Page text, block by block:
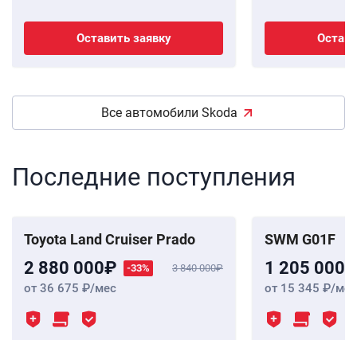
Оставить заявку
Все автомобили Skoda
Последние поступления
Toyota Land Cruiser Prado
2 880 000 -33% 3 840 000
от 36 675 /мес
SWM G01F
1 205 000
от 15 345 /мес